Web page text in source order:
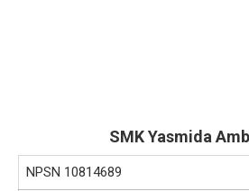
SMK Yasmida
NPSN 10814689